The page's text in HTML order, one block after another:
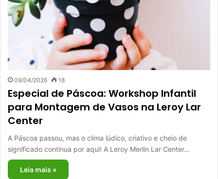
09/04/2026 18
Especial de Páscoa: Workshop Infantil
para Montagem de Vasos na Leroy Lar
Center
A Páscoa passou, mas o clima lúdico, criativo e cheio de
significado continua por aqui! A Leroy Merlin Lar Center…
Leia mais »